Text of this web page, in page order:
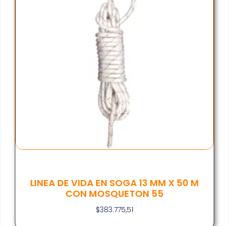
LINEA DE VIDA EN SOGA 13 MM X 50 M
CON MOSQUETON 55
$383.775,51